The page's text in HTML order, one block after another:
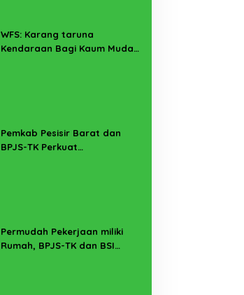
WFS: Karang taruna
Kendaraan Bagi Kaum Muda
Pemkab Pesisir Barat dan
BPJS-TK Perkuat
Permudah Pekerjaan miliki
Rumah, BPJS-TK dan BSI